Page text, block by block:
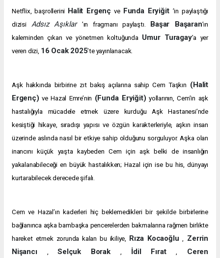
Netflix, başrollerini Halit Ergenç ve Funda Eryiğit ’in paylaştığı
dizisi Adsız Aşıklar ’ın fragmanı paylaştı. Başar Başaran’ın
kaleminden çıkan ve yönetmen koltuğunda Umur Turagay’a yer
veren dizi, 16 Ocak 2025’te yayınlanacak.
Aşk hakkında birbirine zıt bakış açılarına sahip Cem Taşkın (Halit
Ergenç) ve Hazal Emre’nin (Funda Eryiğit) yollarının, Cem’in aşk
hastalığıyla mücadele etmek üzere kurduğu Aşk Hastanesi’nde
kesiştiği hikaye, sıradışı yapısı ve özgün karakterleriyle, aşkın insan
üzerinde aslında nasıl bir etkiye sahip olduğunu sorguluyor. Aşka olan
inancını küçük yaşta kaybeden Cem için aşk belki de insanlığın
yakalanabileceği en büyük hastalıkken; Hazal için ise bu his, dünyayı
kurtarabilecek derecede şifalı.
Cem ve Hazal’ın kaderleri hiç beklemedikleri bir şekilde birbirlerine
bağlanınca aşka bambaşka pencerelerden bakmalarına rağmen birlikte
hareket etmek zorunda kalan bu ikiliye,
Rıza Kocaoğlu, Zerrin
Nişancı
,Selçuk Borak , İdil Fırat,
Ceren